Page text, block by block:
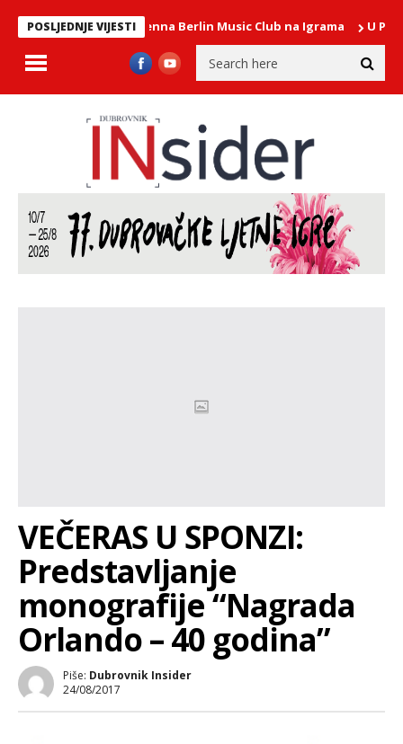
POSLJEDNJE VIJESTI
Vienna Berlin Music Club na Igrama U PONEDJELJAK U
VEČERAS U SPONZI:
Predstavljanje
monografije “Nagrada
Orlando – 40 godina”
Piše: Dubrovnik Insider
24/08/2017